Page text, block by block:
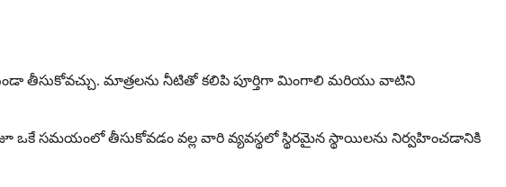
తీసుకోవచ్చు. మాత్రలను నీటితో కలిపి పూర్తిగా మింగాలి మరియు వాటిని
ఒకే సమయంలో తీసుకోవడం వల్ల వారి వ్యవస్థలో స్థిరమైన స్థాయిలను నిర్వహించడానికి